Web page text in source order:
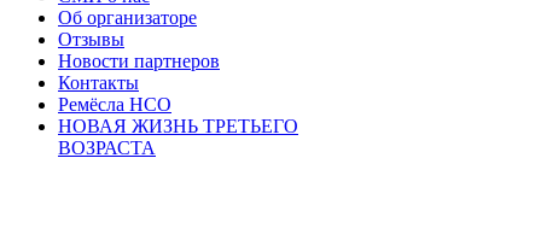
Об организаторе
Отзывы
Новости партнеров
Контакты
Ремёсла НСО
НОВАЯ ЖИЗНЬ ТРЕТЬЕГО
ВОЗРАСТА